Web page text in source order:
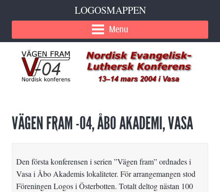
LOGOSMAPPEN
Menu
VÄGEN FRAM -04, ÅBO AKADEMI, VASA
Den första konferensen i serien ”Vägen fram” ordnades i
Vasa i Åbo Akademis lokaliteter. För arrangemangen stod
Föreningen Logos i Österbotten. Totalt deltog nästan 100